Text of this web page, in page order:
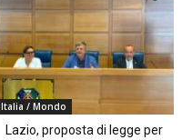
Italia / Mondo
Lazio, proposta di legge per